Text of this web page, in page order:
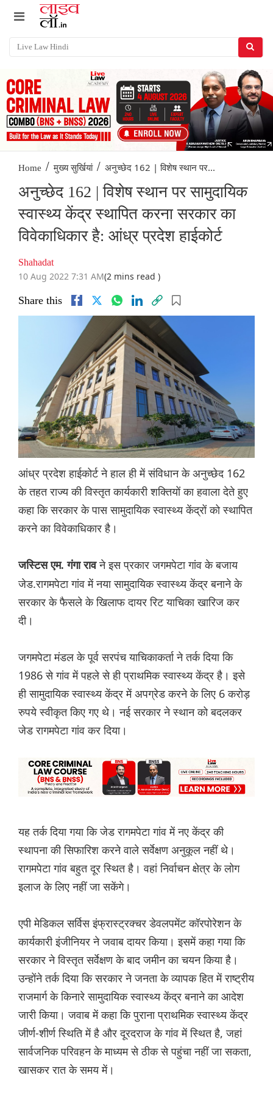
Home / मुख्य सुर्खियां / अनुच्छेद 162 | विशेष स्थान पर...
अनुच्छेद 162 | विशेष स्थान पर सामुदायिक
स्वास्थ्य केंद्र स्थापित करना सरकार का
विवेकाधिकार है: आंध्र प्रदेश हाईकोर्ट
Shahadat
10 Aug 2022 7:31 AM(2 mins read )
Share this
आंध्र प्रदेश हाईकोर्ट ने हाल ही में संविधान के अनुच्छेद 162
के तहत राज्य की विस्तृत कार्यकारी शक्तियों का हवाला देते हुए
कहा कि सरकार के पास सामुदायिक स्वास्थ्य केंद्रों को स्थापित
करने का विवेकाधिकार है।
जस्टिस एम. गंगा रावने इस प्रकार जगमपेटा गांव के बजाय
जेड.रागमपेटा गांव में नया सामुदायिक स्वास्थ्य केंद्र बनाने के
सरकार के फैसले के खिलाफ दायर रिट याचिका खारिज कर
दी।
जगमपेटा मंडल के पूर्व सरपंच याचिकाकर्ता ने तर्क दिया कि
1986 से गांव में पहले से ही प्राथमिक स्वास्थ्य केंद्र है। इसे
ही सामुदायिक स्वास्थ्य केंद्र में अपग्रेड करने के लिए 6 करोड़
रुपये स्वीकृत किए गए थे। नई सरकार ने स्थान को बदलकर
जेड रागमपेटा गांव कर दिया।
यह तर्क दिया गया कि जेड रागमपेटा गांव में नए केंद्र की
स्थापना की सिफारिश करने वाले सर्वेक्षण अनुकूल नहीं थे।
रागमपेटा गांव बहुत दूर स्थित है। वहां निर्वाचन क्षेत्र के लोग
इलाज के लिए नहीं जा सकेंगे।
एपी मेडिकल सर्विस इंफ्रास्ट्रक्चर डेवलपमेंट कॉरपोरेशन के
कार्यकारी इंजीनियर ने जवाब दायर किया। इसमें कहा गया कि
सरकार ने विस्तृत सर्वेक्षण के बाद जमीन का चयन किया है।
उन्होंने तर्क दिया कि सरकार ने जनता के व्यापक हित में राष्ट्रीय
राजमार्ग के किनारे सामुदायिक स्वास्थ्य केंद्र बनाने का आदेश
जारी किया। जवाब में कहा कि पुराना प्राथमिक स्वास्थ्य केंद्र
जीर्ण-शीर्ण स्थिति में है और दूरदराज के गांव में स्थित है, जहां
सार्वजनिक परिवहन के माध्यम से ठीक से पहुंचा नहीं जा सकता,
खासकर रात के समय में।